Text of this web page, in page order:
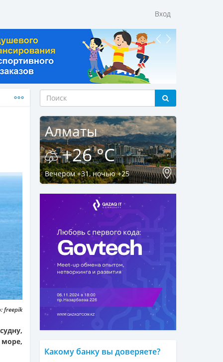
Вход
freepik
Алматы
+26 °C
Вечером +31, ночью +25
Какому банку вы доверяете?